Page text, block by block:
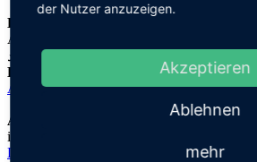
Herleitung:
Arabisch,
Herkunftsname:
Abdallah
Anmerkungen:
im Koran war Abdallah der Vater des
Datenschutz
der Nutzer anzuzeigen.
Akzeptieren
Ablehnen
mehr